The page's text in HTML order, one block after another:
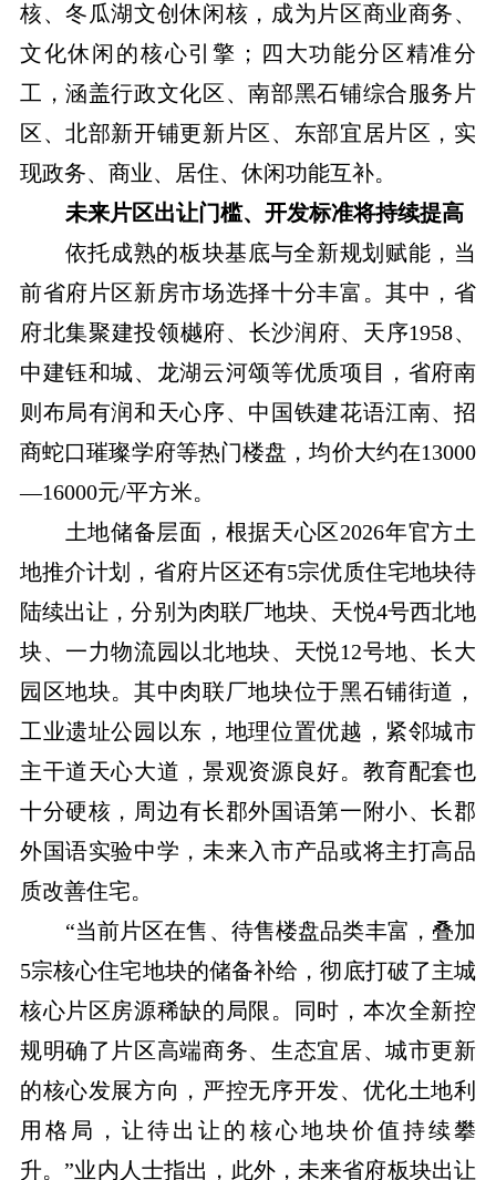
核、冬瓜湖文创休闲核，成为片区商业商务、
文化休闲的核心引擎；四大功能分区精准分
工，涵盖行政文化区、南部黑石铺综合服务片
区、北部新开铺更新片区、东部宜居片区，实
现政务、商业、居住、休闲功能互补。
未来片区出让门槛、开发标准将持续提高
依托成熟的板块基底与全新规划赋能，当
前省府片区新房市场选择十分丰富。其中，省
府北集聚建投领樾府、长沙润府、天序1958、
中建钰和城、龙湖云河颂等优质项目，省府南
则布局有润和天心序、中国铁建花语江南、招
商蛇口璀璨学府等热门楼盘，均价大约在13000
—16000元/平方米。
土地储备层面，根据天心区2026年官方土
地推介计划，省府片区还有5宗优质住宅地块待
陆续出让，分别为肉联厂地块、天悦4号西北地
块、一力物流园以北地块、天悦12号地、长大
园区地块。其中肉联厂地块位于黑石铺街道，
工业遗址公园以东，地理位置优越，紧邻城市
主干道天心大道，景观资源良好。教育配套也
十分硬核，周边有长郡外国语第一附小、长郡
外国语实验中学，未来入市产品或将主打高品
质改善住宅。
“当前片区在售、待售楼盘品类丰富，叠加
5宗核心住宅地块的储备补给，彻底打破了主城
核心片区房源稀缺的局限。同时，本次全新控
规明确了片区高端商务、生态宜居、城市更新
的核心发展方向，严控无序开发、优化土地利
用格局，让待出让的核心地块价值持续攀
升。”业内人士指出，此外，未来省府板块出让